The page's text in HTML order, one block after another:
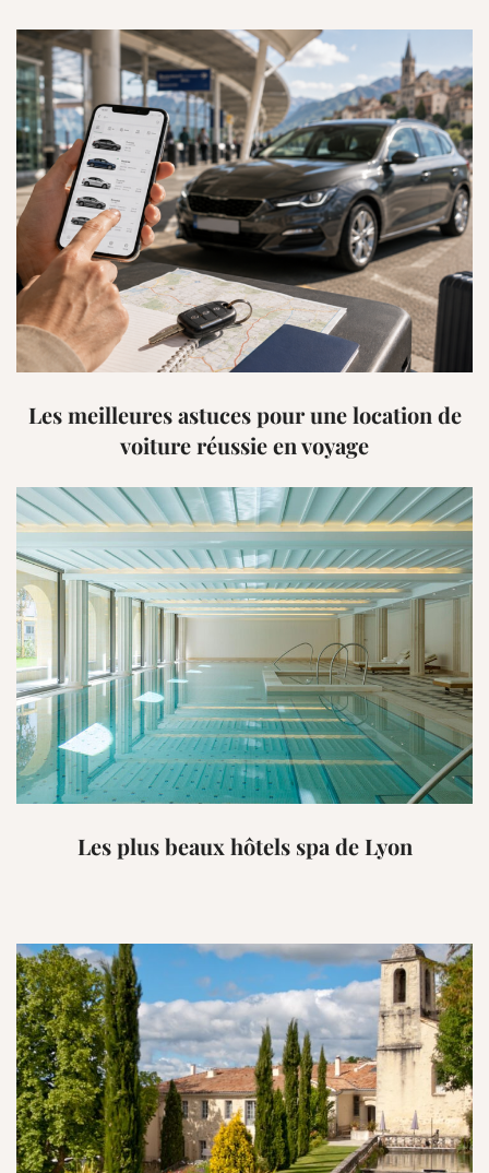
Les meilleures astuces pour une location de
voiture réussie en voyage
Les plus beaux hôtels spa de Lyon